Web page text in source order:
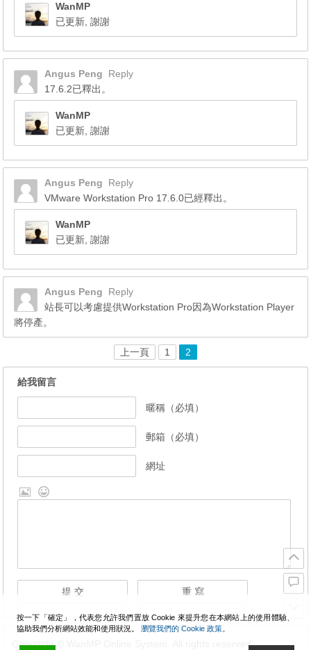
WanMP
已更新, 謝謝
Angus Peng
Reply
17.6.2已釋出。
WanMP
已更新, 謝謝
Angus Peng
Reply
VMware Workstation Pro 17.6.0已經釋出。
WanMP
已更新, 謝謝
Angus Peng
Reply
站長可以考慮提供Workstation Pro因為Workstation Player
將停產。
上一頁 1 2
給我留言
暱稱（必填）
郵箱（必填）
網址
Copyright © WanMP Online System. All rights reserved.
按一下「確定」，代表您允許我們置放 Cookie 來提升您在本網站上的使用體驗、
協助我們分析網站效能和使用狀況。 瀏覽我們的 Cookie 政策。